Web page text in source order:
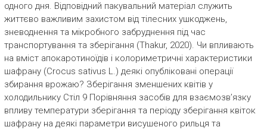
одного дня. Відповідний пакувальний матеріал служить
життєво важливим захистом від тілесних ушкоджень,
зневоднення та мікробного забруднення під час
транспортування та зберігання (Thakur, 2020). Чи впливають
на вміст апокаротиноїдів і колориметричні характеристики
шафрану (Crocus sativus L.) деякі опубліковані операції
збирання врожаю? Зберігання зменшених квітів у
холодильнику Стіл 9 Порівняння засобів для взаємозв’язку
впливу температури зберігання та періоду зберігання квіток
шафрану на деякі параметри висушеного рильця та